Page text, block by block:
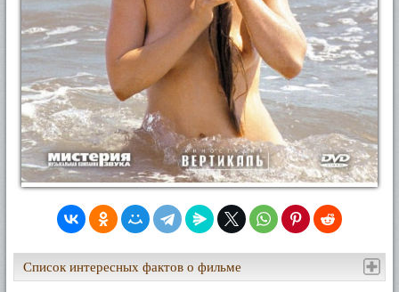
Список интересных фактов о фильме